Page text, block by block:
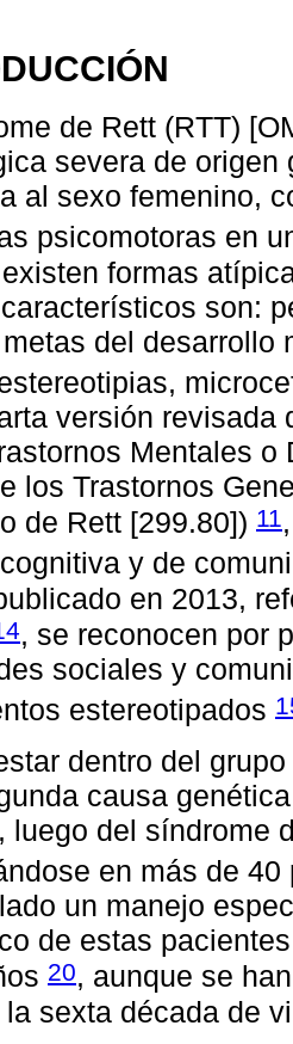
de Rett (RTT)
severa de
al sexo femenino,
psicomotoras en
formas
son:
del desarrollo
versión
Mentales
los Trastornos
de Rett [299.80]) 11
y de
en 2013,
, se reconocen por
sociales y
estereotipados
dentro del
causa
luego del síndrome
en más de
un manejo
de estas
20, aunque se
la sexta década de